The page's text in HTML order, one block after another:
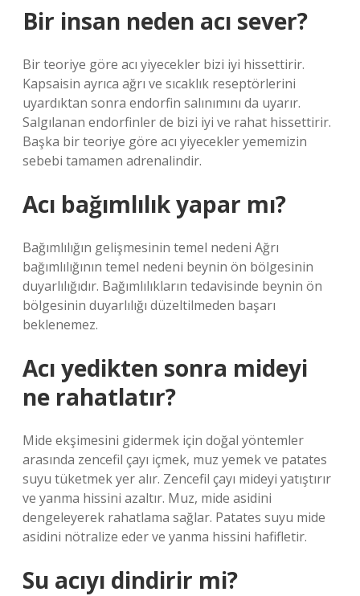
Bir insan neden acı sever?
Bir teoriye göre acı yiyecekler bizi iyi hissettirir.
Kapsaisin ayrıca ağrı ve sıcaklık reseptörlerini
uyardıktan sonra endorfin salınımını da uyarır.
Salgılanan endorfinler de bizi iyi ve rahat hissettirir.
Başka bir teoriye göre acı yiyecekler yememizin
sebebi tamamen adrenalindir.
Acı bağımlılık yapar mı?
Bağımlılığın gelişmesinin temel nedeni Ağrı
bağımlılığının temel nedeni beynin ön bölgesinin
duyarlılığıdır. Bağımlılıkların tedavisinde beynin ön
bölgesinin duyarlılığı düzeltilmeden başarı
beklenemez.
Acı yedikten sonra mideyi
ne rahatlatır?
Mide ekşimesini gidermek için doğal yöntemler
arasında zencefil çayı içmek, muz yemek ve patates
suyu tüketmek yer alır. Zencefil çayı mideyi yatıştırır
ve yanma hissini azaltır. Muz, mide asidini
dengeleyerek rahatlama sağlar. Patates suyu mide
asidini nötralize eder ve yanma hissini hafifletir.
Su acıyı dindirir mi?